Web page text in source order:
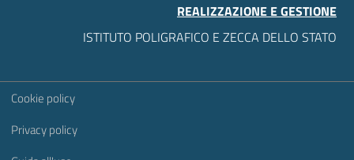
REALIZZAZIONE E GESTIONE
ISTITUTO POLIGRAFICO E ZECCA DELLO STATO
Sezione Link Utili
Cookie policy
Privacy policy